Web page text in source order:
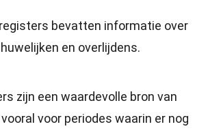
bevatten informatie over
en overlijdens.
zijn een waardevolle bron van
voor periodes waarin er nog